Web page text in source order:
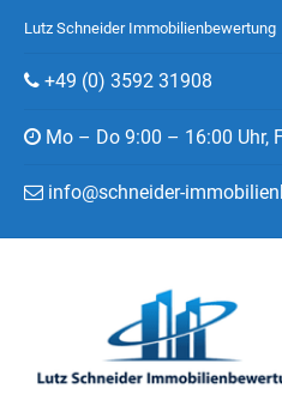
Lutz Schneider Immobilienbewertung
+49 (0) 3592 31908
Mo – Do 9:00 – 16:00 Uhr,
info@schneider-